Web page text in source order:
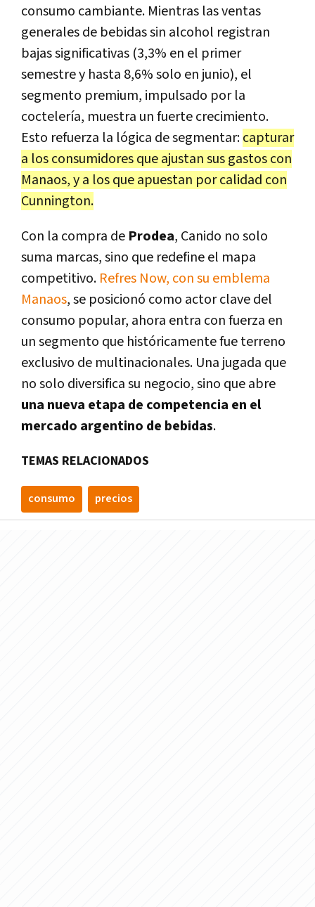
consumo cambiante. Mientras las ventas
generales de bebidas sin alcohol registran
bajas significativas (3,3% en el primer
semestre y hasta 8,6% solo en junio), el
segmento premium, impulsado por la
coctelería, muestra un fuerte crecimiento.
Esto refuerza la lógica de segmentar:capturar
a los consumidores que ajustan sus gastos con
Manaos, y a los que apuestan por calidad con
Cunnington.
Con la compra de Prodea, Canido no solo
suma marcas, sino que redefine el mapa
competitivo. Refres Now, con su emblema
Manaos, se posicionó como actor clave del
consumo popular, ahora entra con fuerza en
un segmento que históricamente fue terreno
exclusivo de multinacionales. Una jugada que
no solo diversifica su negocio, sino que abre
una nueva etapa de competencia en el
mercado argentino de bebidas.
TEMAS RELACIONADOS
consumo precios